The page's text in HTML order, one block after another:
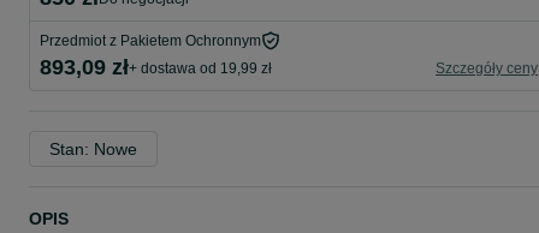
Przedmiot z Pakietem Ochronnym
893,09 zł+ dostawa od 19,99 zł Szczegóły ceny
Stan: Nowe
OPIS